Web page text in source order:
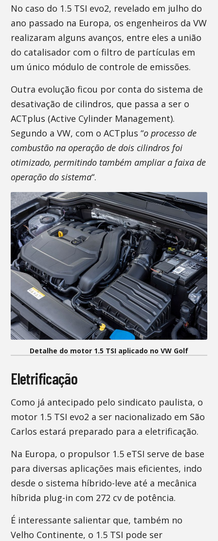
No caso do 1.5 TSI evo2, revelado em julho do
ano passado na Europa, os engenheiros da VW
realizaram alguns avanços, entre eles a união
do catalisador com o filtro de partículas em
um único módulo de controle de emissões.
Outra evolução ficou por conta do sistema de
desativação de cilindros, que passa a ser o
ACTplus (Active Cylinder Management).
Segundo a VW, com o ACTplus “o processo de
combustão na operação de dois cilindros foi
otimizado, permitindo também ampliar a faixa de
operação do sistema“.
Detalhe do motor 1.5 TSI aplicado no VW Golf
Eletrificação
Como já antecipado pelo sindicato paulista, o
motor 1.5 TSI evo2 a ser nacionalizado em São
Carlos estará preparado para a eletrificação.
Na Europa, o propulsor 1.5 eTSI serve de base
para diversas aplicações mais eficientes, indo
desde o sistema híbrido-leve até a mecânica
híbrida plug-in com 272 cv de potência.
É interessante salientar que, também no
Velho Continente, o 1.5 TSI pode ser